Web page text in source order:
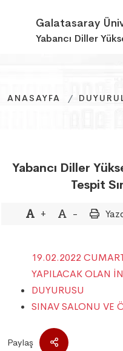
Galatasaray
Yabancı Diller
ANASAYFA
ANASAYFA
ANASAYFA
Yabancı Diller
Tespit
+ -
19.02.2022
YAPILACAK OLAN
DUYURUSU
SINAV SALONU VE
Paylaş